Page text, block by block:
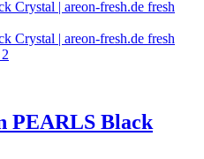
PEARLS Black